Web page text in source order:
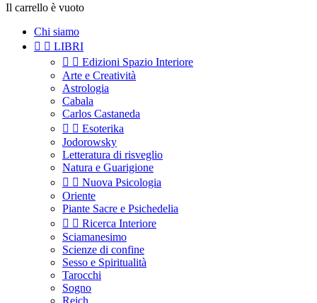
Il carrello è vuoto
Chi siamo
  LIBRI
  Edizioni Spazio Interiore
Arte e Creatività
Astrologia
Cabala
Carlos Castaneda
  Esoterika
Jodorowsky
Letteratura di risveglio
Natura e Guarigione
  Nuova Psicologia
Oriente
Piante Sacre e Psichedelia
  Ricerca Interiore
Sciamanesimo
Scienze di confine
Sesso e Spiritualità
Tarocchi
Sogno
Reich